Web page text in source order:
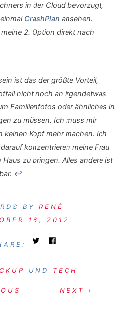
in der Cloud bevorzugt,
CrashPlan ansehen.
2. Option direkt nach
ist das der größte Vorteil,
nicht noch an irgendetwas
Familienfotos oder ähnliches in
zu müssen. Ich muss mir
keinen Kopf mehr machen. Ich
konzentrieren meine Frau
Haus zu bringen. Alles andere ist
↩︎
RENÉ
16, 2012
UND TECH
NEXT ›